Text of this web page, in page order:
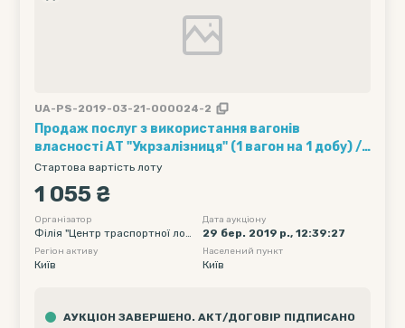
UA-PS-2019-03-21-000024-2
Продаж послуг з використання вагонів
власності АТ "Укрзалізниця" (1 вагон на 1 добу) ///
Кількість вагонів - 5, Рухомий склад - Хопер-
зерновози, Обмеження полігону навантаження -
без обмеження, Дата подачі вагону початкова -
2019-04-14 00:00, Дата подачі вагону кінцева -
2019-04-18 23:55
Стартова вартість лоту
1 055 ₴
Організатор
Філія "Центр траспортної логі
стики" ПАТ "Укрзалізниця"
Дата аукціону
29 бер. 2019 р., 12:39:27
Регіон активу
Київ
Населений пункт
Київ
АУКЦІОН ЗАВЕРШЕНО. АКТ/ДОГОВІР ПІДПИСАНО